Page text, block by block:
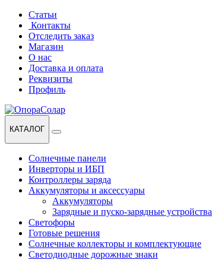
Перейти
навигации
Перейти
содержанию
Статьи
Контакты
Отследить заказ
Магазин
О нас
Доставка и оплата
Реквизиты
Профиль
КАТАЛОГ
Солнечные панели
Инверторы и ИБП
Контроллеры заряда
Аккумуляторы и аксессуары
Аккумуляторы
Зарядные и пуско-зарядные устройства
Светофоры
Готовые решения
Солнечные коллекторы и комплектующие
Светодиодные дорожные знаки